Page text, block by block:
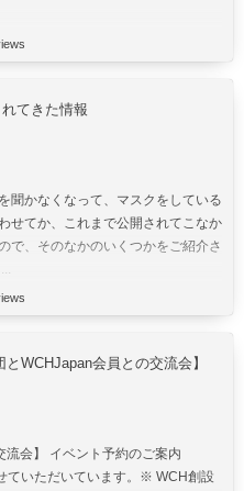
てきた情報
聞かなくなって、マスクをしている
せてか、これまで公開されてこなか
で、そのなかのいくつかをご紹介さ
とWCHJapan会員との交流会】
流会】 イベント予約のご案内
ていただいています。※ WCH創設